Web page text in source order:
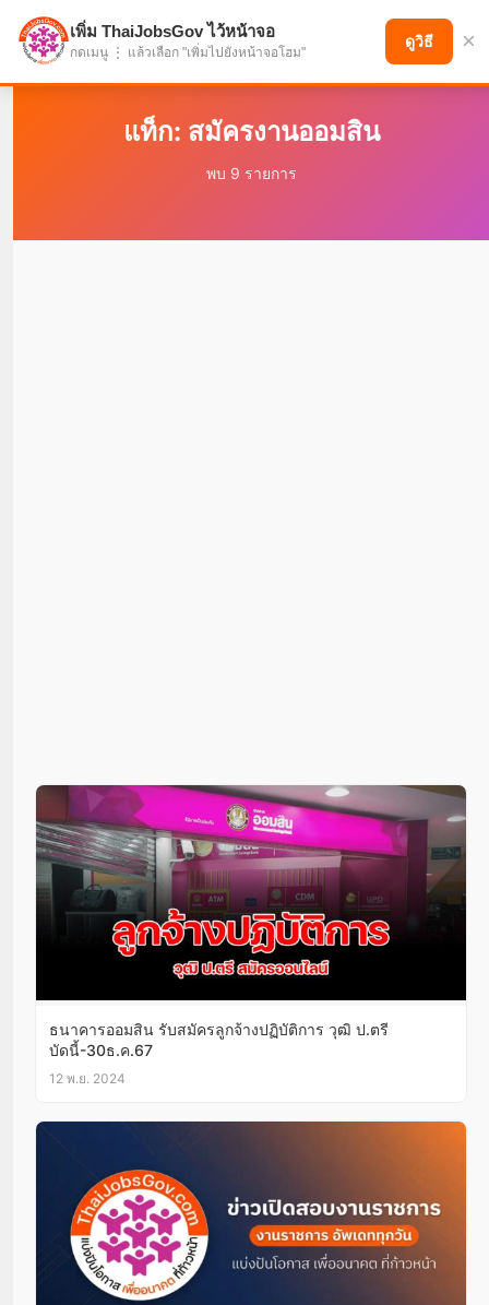
แบ่งปันโอกาส เพื่ออนาคตที่ก้าวหน้า
แท็ก: สมัครงานออมสิน
พบ 9 รายการ
ธนาคารออมสิน รับสมัครลูกจ้างปฏิบัติการ วุฒิ ป.ตรี
บัดนี้-30ธ.ค.67
12 พ.ย. 2024
เพิ่ม ThaiJobsGov ไว้หน้าจอ
กดเมนู ⋮ แล้วเลือก "เพิ่มไปยังหน้าจอโฮม"
ดูวิธี ×